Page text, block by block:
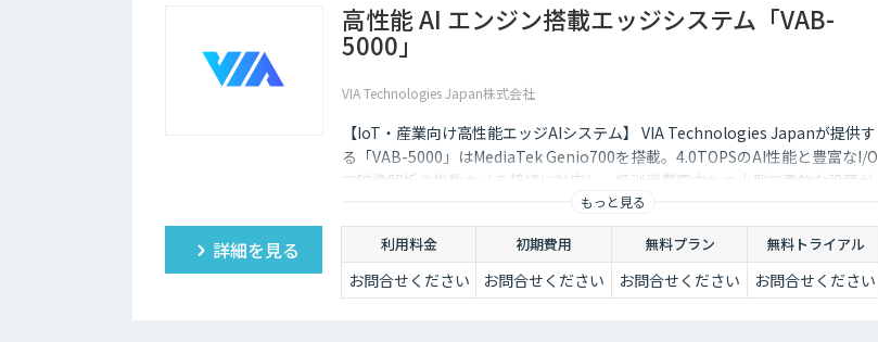
高性能 AI エンジン搭載エッジシステム「VAB-
5000」
VIA Technologies Japan株式会社
【IoT・産業向け高性能エッジAIシステム】 VIA Technologies Japanが提供す
る「VAB-5000」はMediaTek Genio700を搭載。4.0TOPSのAI性能と豊富なI/O
で映像解析や複数カメラ接続に対応し、低消消費電力かつ小型で柔軟な設置が
もっと見る
詳細を見る 利用料金 初期費用 無料プラン 無料トライアル
お問合せください お問合せください お問合せください お問合せください